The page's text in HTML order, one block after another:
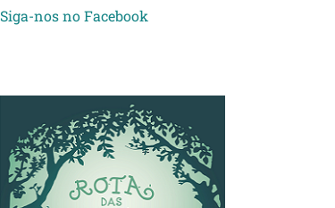
Siga-nos no Facebook